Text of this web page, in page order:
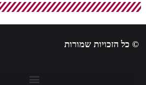
© כל הזכויות שמורות